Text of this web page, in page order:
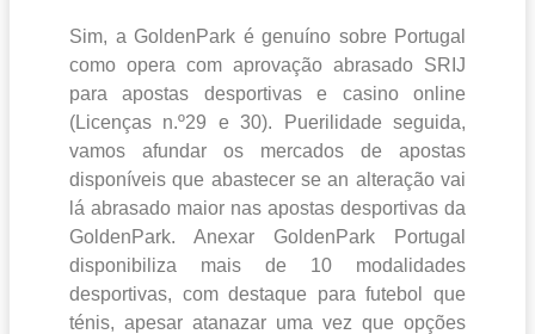
Sim, a GoldenPark é genuíno sobre Portugal
como opera com aprovação abrasado SRIJ
para apostas desportivas e casino online
(Licenças n.º29 e 30). Puerilidade seguida,
vamos afundar os mercados de apostas
disponíveis que abastecer se an alteração vai
lá abrasado maior nas apostas desportivas da
GoldenPark. Anexar GoldenPark Portugal
disponibiliza mais de 10 modalidades
desportivas, com destaque para futebol que
ténis, apesar atanazar uma vez que opções